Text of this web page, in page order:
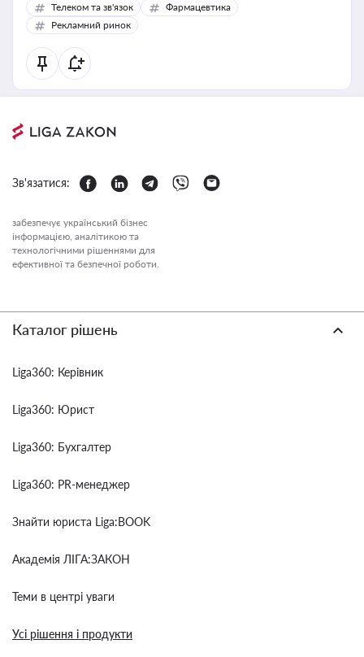
Телеком та зв'язок
Фармацевтика
Рекламний ринок
Зв'язатися:
забезпечує український бізнес
інформацією, аналітикою та
технологічними рішеннями для
ефективної та безпечної роботи.
Каталог рішень
Liga360: Керівник
Liga360: Юрист
Liga360: Бухгалтер
Liga360: PR-менеджер
Знайти юриста Liga:BOOK
Академія ЛІГА:ЗАКОН
Теми в центрі уваги
Усі рішення і продукти